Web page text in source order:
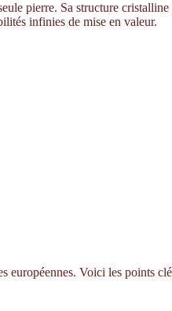
pierre. Sa structure cristalline
infinies de mise en valeur.
Voici les points